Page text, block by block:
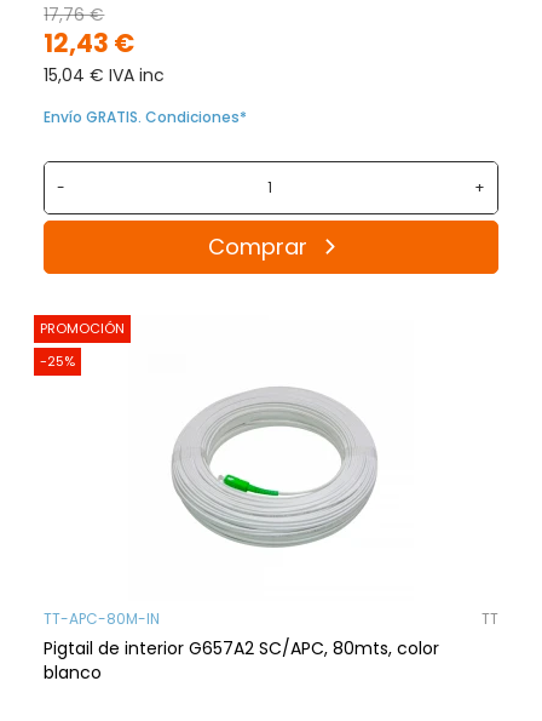
12,43 €
17,76 €
15,04 € IVA inc
Envío GRATIS. Condiciones*
- +
Comprar
PROMOCIÓN
-25%
TT-APC-80M-IN TT
Pigtail de interior G657A2 SC/APC, 80mts, color
blanco